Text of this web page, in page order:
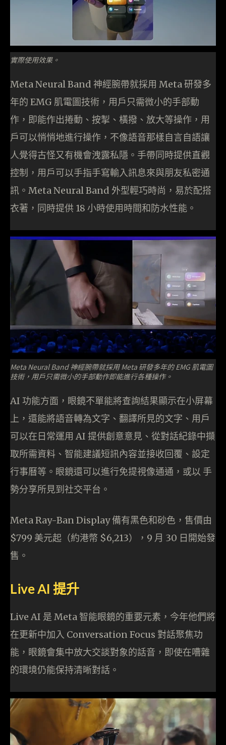
實際使用效果。
Meta Neural Band 神經腕帶就採用 Meta 研發多
年的 EMG 肌電圖技術，用戶只需微小的手部動
作，即能作出捲動、按掣、橫撥、放大等操作，用
戶可以悄悄地進行操作，不像語音那樣自言自語讓
人覺得古怪又有機會洩露私隱。手帶同時提供直觀
控制，用戶可以手指手寫輸入訊息來與朋友私密通
訊。Meta Neural Band 外型輕巧時尚，易於配搭
衣著，同時提供 18 小時使用時間和防水性能。
Meta Neural Band 神經腕帶就採用 Meta 研發多年的 EMG 肌電圖
技術，用戶只需微小的手部動作即能進行各種操作。
AI 功能方面，眼鏡不單能將查詢結果顯示在小屏幕
上，還能將語音轉為文字、翻譯所見的文字、用戶
可以在日常運用 AI 提供創意意見、從對話紀錄中擷
取所需資料、智能建議短訊內容並接收回覆、設定
行事曆等。眼鏡還可以進行免提視像通通，或以 手
勢分享所見到社交平台。
Meta Ray-Ban Display 備有黑色和砂色，售價由
$799 美元起（約港幣 $6,213），9 月 30 日開始發
售。
Live AI 提升
Live AI 是 Meta 智能眼鏡的重要元素，今年他們將
在更新中加入 Conversation Focus 對話聚焦功
能，眼鏡會集中放大交談對象的話音，即使在嘈雜
的環境仍能保持清晰對話。